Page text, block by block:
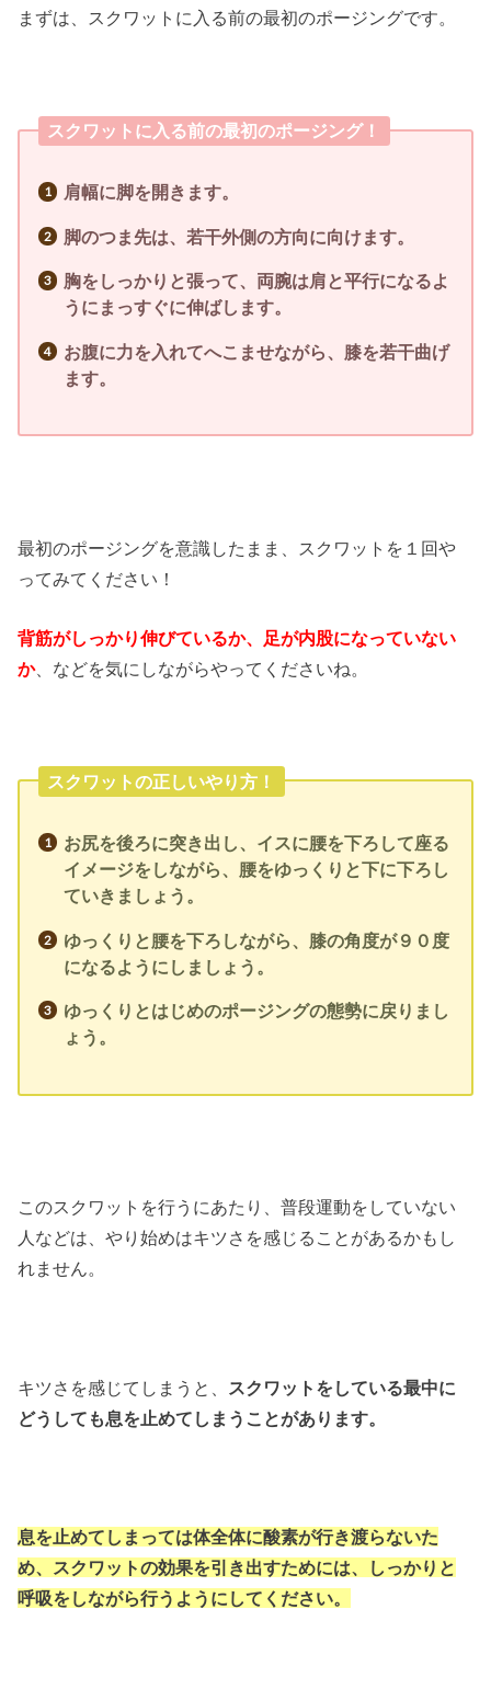
まずは、スクワットに入る前の最初のポージングです。
スクワットに入る前の最初のポージング！
肩幅に脚を開きます。
脚のつま先は、若干外側の方向に向けます。
胸をしっかりと張って、両腕は肩と平行になるよ
うにまっすぐに伸ばします。
お腹に力を入れてへこませながら、膝を若干曲げ
ます。
最初のポージングを意識したまま、スクワットを１回や
ってみてください！
背筋がしっかり伸びているか、足が内股になっていない
か、などを気にしながらやってくださいね。
スクワットの正しいやり方！
お尻を後ろに突き出し、イスに腰を下ろして座る
イメージをしながら、腰をゆっくりと下に下ろし
ていきましょう。
ゆっくりと腰を下ろしながら、膝の角度が９０度
になるようにしましょう。
ゆっくりとはじめのポージングの態勢に戻りまし
ょう。
このスクワットを行うにあたり、普段運動をしていない
人などは、やり始めはキツさを感じることがあるかもし
れません。
キツさを感じてしまうと、 スクワットをしている最中に
どうしても息を止めてしまうことがあります。
息を止めてしまっては体全体に酸素が行き渡らないた
め、スクワットの効果を引き出すためには、しっかりと
呼吸をしながら行うようにしてください。